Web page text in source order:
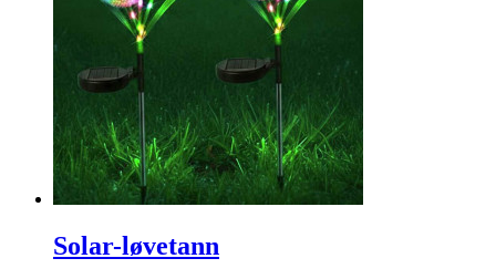
Solar-løvetann